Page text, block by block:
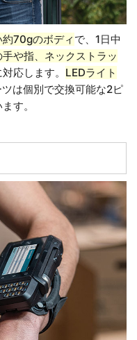
70gのボディ で、1日中
や指、ネックストラッ
応します。 LEDライト
ツは個別で交換可能な2ピ
す。